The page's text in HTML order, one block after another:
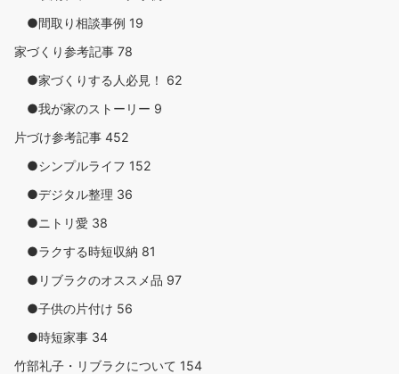
●間取り相談事例 19
家づくり参考記事 78
●家づくりする人必見！ 62
●我が家のストーリー 9
片づけ参考記事 452
●シンプルライフ 152
●デジタル整理 36
●ニトリ愛 38
●ラクする時短収納 81
●リブラクのオススメ品 97
●子供の片付け 56
●時短家事 34
竹部礼子・リブラクについて 154